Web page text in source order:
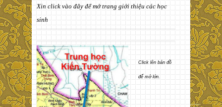
Xin click vào đây để mở trang giới thiệu các học
sinh
Click lên bản đồ
để mở lớn.